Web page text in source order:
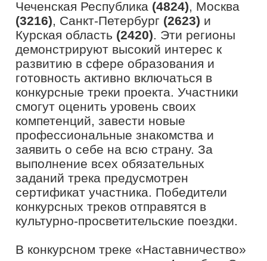
поддержке Федерального агентства по
делам молодежи (Росмолодёжь).